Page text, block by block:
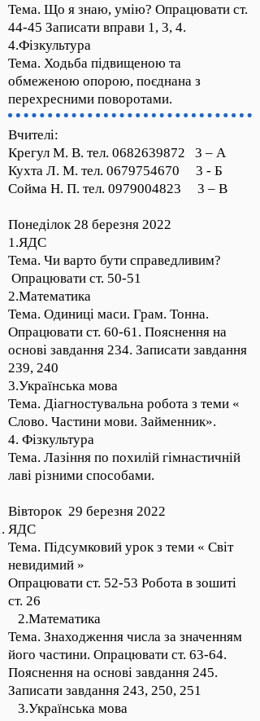
Тема. Що я знаю, умію? Опрацювати ст.
44-45 Записати вправи 1, 3, 4.
4.Фізкультура
Тема. Ходьба підвищеною та
обмеженою опорою, поєднана з
перехресними поворотами.
Вчителі:
Крегул М. В. тел. 0682639872 3 – А
Кухта Л. М. тел. 0679754670 3 - Б
Сойма Н. П. тел. 0979004823 3 – В
Понеділок 28 березня 2022
1.ЯДС
Тема. Чи варто бути справедливим?
Опрацювати ст. 50-51
2.Математика
Тема. Одиниці маси. Грам. Тонна.
Опрацювати ст. 60-61. Пояснення на
основі завдання 234. Записати завдання
239, 240
3.Українська мова
Тема. Діагностувальна робота з теми «
Слово. Частини мови. Займенник».
4. Фізкультура
Тема. Лазіння по похилій гімнастичній
лаві різними способами.
Вівторок 29 березня 2022
ЯДС
Тема. Підсумковий урок з теми « Світ
невидимий »
Опрацювати ст. 52-53 Робота в зошиті
ст. 26
2.Математика
Тема. Знаходження числа за значенням
його частини. Опрацювати ст. 63-64.
Пояснення на основі завдання 245.
Записати завдання 243, 250, 251
3.Українська мова